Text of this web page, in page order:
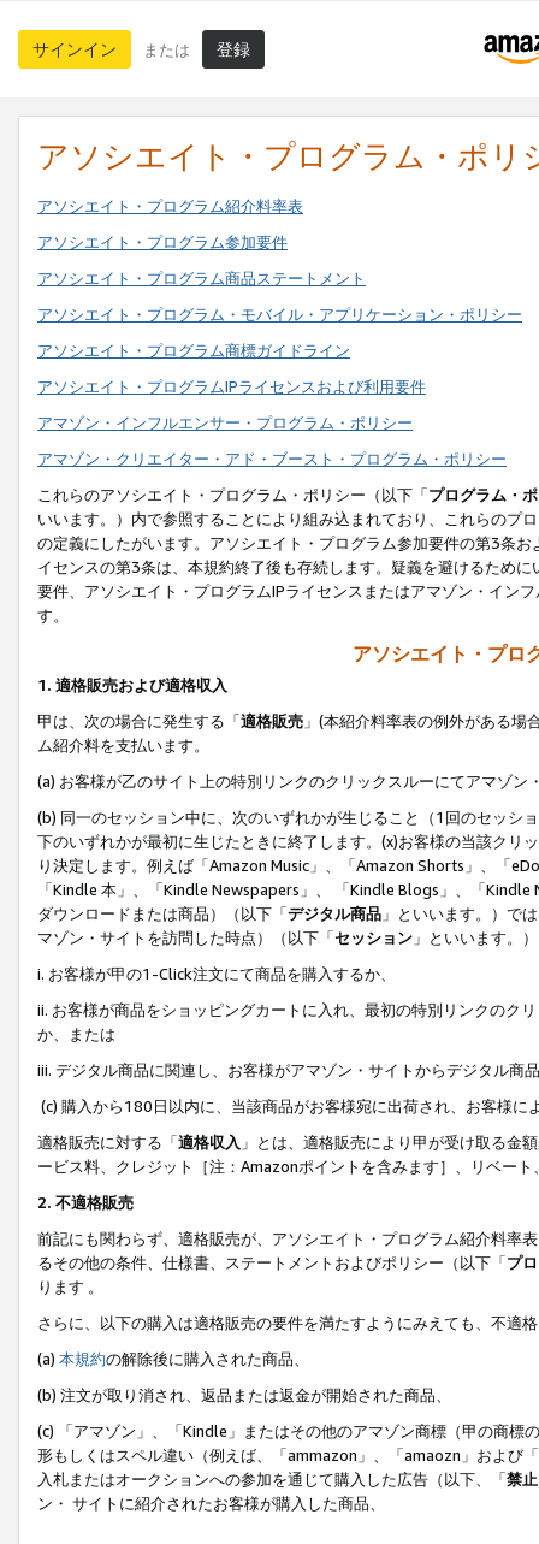
サインイン または 登録
アソシエイト・プログラム・ポリ
アソシエイト・プログラム紹介料率表
アソシエイト・プログラム参加要件
アソシエイト・プログラム商品ステートメント
アソシエイト・プログラム・モバイル・アプリケーション・ポリシー
アソシエイト・プログラム商標ガイドライン
アソシエイト・プログラムIPライセンスおよび利用要件
アマゾン・インフルエンサー・プログラム・ポリシー
アマゾン・クリエイター・アド・ブースト・プログラム・ポリシー
これらのアソシエイト・プログラム・ポリシー（以下「プログラム・
いいます。）内で参照することにより組み込まれており、これらのプ
の定義にしたがいます。アソシエイト・プログラム参加要件の第3条
イセンスの第3条は、本規約終了後も存続します。疑義を避けるため
要件、アソシエイト・プログラムIPライセンスまたはアマゾン・イン
す。
アソシエイト・プロ
1. 適格販売および適格収入
甲は、次の場合に発生する「適格販売 」(本紹介料率表の例外がある
ム紹介料を支払います。
(a) お客様が乙のサイト上の特別リンクのクリックスルーにてアマゾン
(b) 同一のセッション中に、次のいずれかが生じること（1回のセッシ
下のいずれかが最初に生じたときに終了します。(x)お客様の当該ク
り決定します。例えば「Amazon Music」、「Amazon Shorts」、「
「Kindle 本」、「Kindle Newspapers」、 「Kindle Blogs」、「
ダウンロードまたは商品）（以下「デジタル商品 」といいます。）で
マゾン・サイトを訪問した時点）（以下「セッション 」といいます。
i. お客様が甲の1-Click注文にて商品を購入するか、
ii. お客様が商品をショッピングカートに入れ、最初の特別リンクのク
か、または
iii. デジタル商品に関連し、お客様がアマゾン・サイトからデジタル
(c) 購入から180日以内に、当該商品がお客様宛に出荷され、お客様
適格販売に対する「適格収入 」とは、適格販売により甲が受け取る金
ービス料、クレジット［注：Amazonポイントを含みます］、リベー
2. 不適格販売
前記にも関わらず、適格販売が、アソシエイト・プログラム紹介料率
るその他の条件、仕様書、ステートメントおよびポリシー（以下「プ
ります 。
さらに、以下の購入は適格販売の要件を満たすようにみえても、不適
(a) 本規約の解除後に購入された商品、
(b) 注文が取り消され、返品または返金が開始された商品、
(c) 「アマゾン」、「Kindle」またはその他のアマゾン商標（甲の商
形もしくはスペル違い（例えば、「ammazon」、「amaozn」および
入札またはオークションへの参加を通じて購入した広告（以下、「禁
ン・ サイトに紹介されたお客様が購入した商品、